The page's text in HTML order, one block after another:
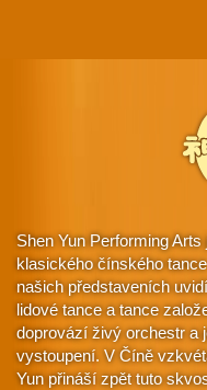
Shen Yun Performing
klasického čínského
našich představeních
lidové tance a tance
doprovází živý orchestr a
vystoupení. V Číně
Yun přináší zpět tuto